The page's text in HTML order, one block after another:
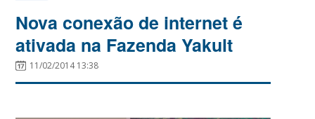
Nova conexão de internet é
ativada na Fazenda Yakult
11/02/2014 13:38